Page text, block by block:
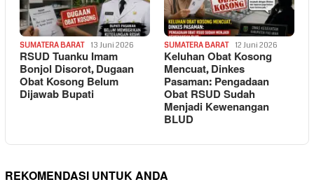
SUMATERA BARAT 13 Juni 2026
RSUD Tuanku Imam
Bonjol Disorot, Dugaan
Obat Kosong Belum
Dijawab Bupati
SUMATERA BARAT 12 Juni 2026
Keluhan Obat Kosong
Mencuat, Dinkes
Pasaman: Pengadaan
Obat RSUD Sudah
Menjadi Kewenangan
BLUD
REKOMENDASI UNTUK ANDA